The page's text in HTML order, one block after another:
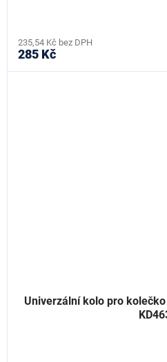
235,54 Kč bez DPH
285 Kč
Univerzální kolo pro